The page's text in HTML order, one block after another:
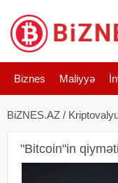
Biznes Maliyyə
BiZNES.AZ /
"Bitcoin"in